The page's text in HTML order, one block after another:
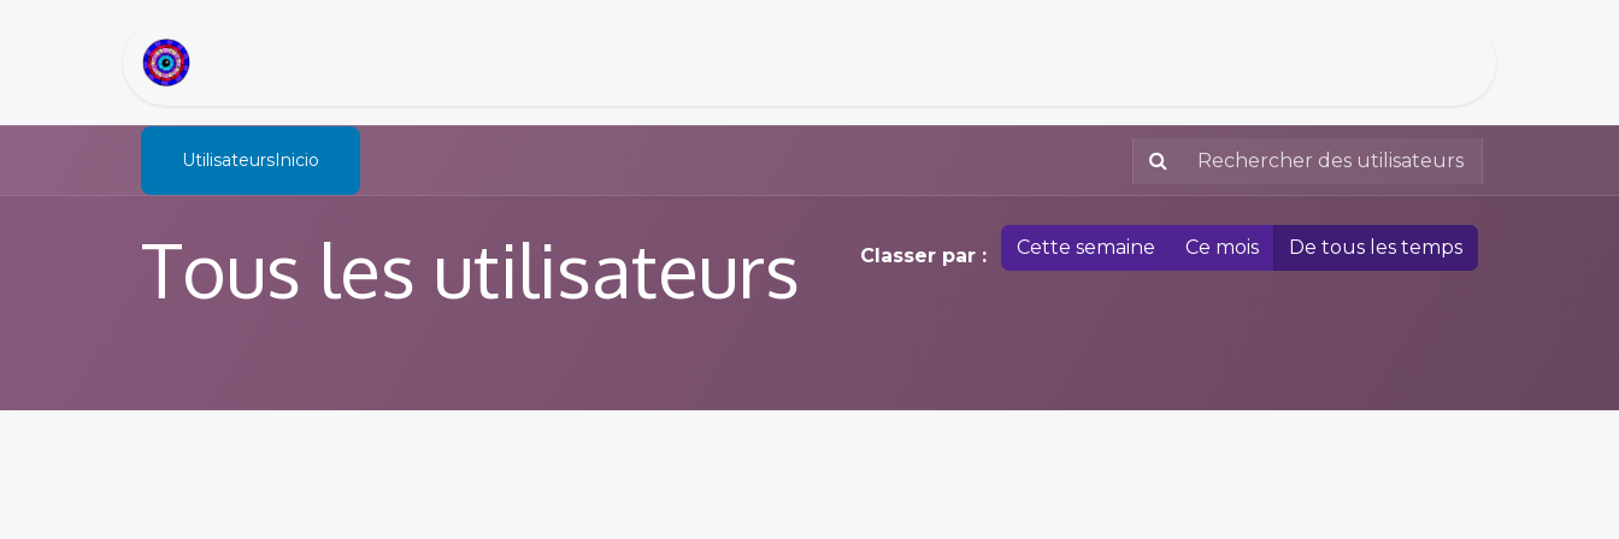
Utilisateurs
Tous les utilisateurs Classer par : Cette semaine Ce mois De tous les temps